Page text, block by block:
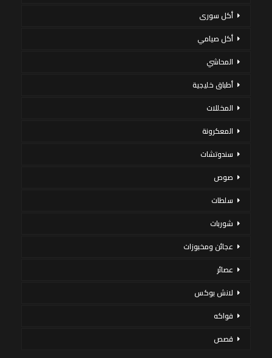
أكل سورى
أكل صيامي
المحاشي
أطباق خليجية
المخللات
المعكرونة
سندوتشات
صوص
سلطات
شوربات
عجائن ومخبوزات
عصائر
لانش بوكس
فواكه
قصص